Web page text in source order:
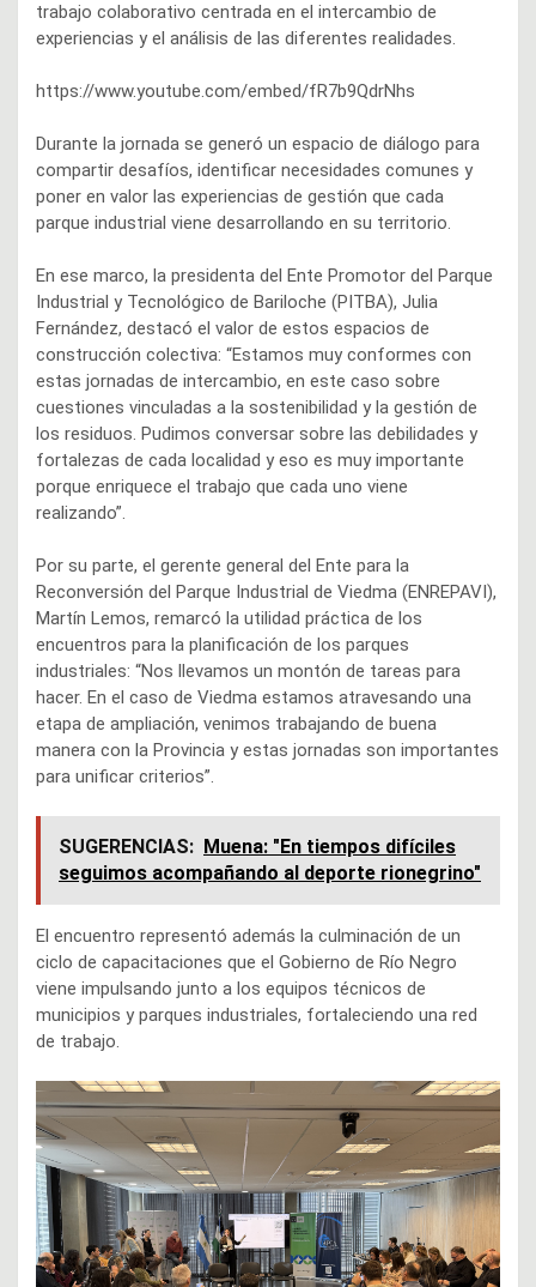
trabajo colaborativo centrada en el intercambio de
experiencias y el análisis de las diferentes realidades.
https://www.youtube.com/embed/fR7b9QdrNhs
Durante la jornada se generó un espacio de diálogo para
compartir desafíos, identificar necesidades comunes y
poner en valor las experiencias de gestión que cada
parque industrial viene desarrollando en su territorio.
En ese marco, la presidenta del Ente Promotor del Parque
Industrial y Tecnológico de Bariloche (PITBA), Julia
Fernández, destacó el valor de estos espacios de
construcción colectiva: “Estamos muy conformes con
estas jornadas de intercambio, en este caso sobre
cuestiones vinculadas a la sostenibilidad y la gestión de
los residuos. Pudimos conversar sobre las debilidades y
fortalezas de cada localidad y eso es muy importante
porque enriquece el trabajo que cada uno viene
realizando”.
Por su parte, el gerente general del Ente para la
Reconversión del Parque Industrial de Viedma (ENREPAVI),
Martín Lemos, remarcó la utilidad práctica de los
encuentros para la planificación de los parques
industriales: “Nos llevamos un montón de tareas para
hacer. En el caso de Viedma estamos atravesando una
etapa de ampliación, venimos trabajando de buena
manera con la Provincia y estas jornadas son importantes
para unificar criterios”.
SUGERENCIAS: Muena: "En tiempos difíciles
seguimos acompañando al deporte rionegrino"
El encuentro representó además la culminación de un
ciclo de capacitaciones que el Gobierno de Río Negro
viene impulsando junto a los equipos técnicos de
municipios y parques industriales, fortaleciendo una red
de trabajo.